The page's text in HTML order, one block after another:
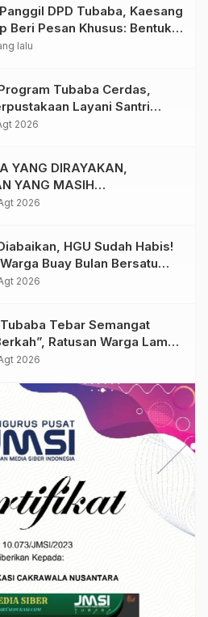
DPD Tubaba, Kaesang
Beri Pesan Khusus: Bentuk
TPS Demi
lalu
Tubaba Cerdas,
Layani Santri
Hidayah Al Anshori
2026
YANG DIRAYAKAN,
YANG MASIH
2026
HGU Sudah Habis!
Buay Bulan Bersatu
Terakhir Ke PTPN 1
2026
Tubaba Tebar Semangat
Ratusan Warga Lambu
Antusias
2026